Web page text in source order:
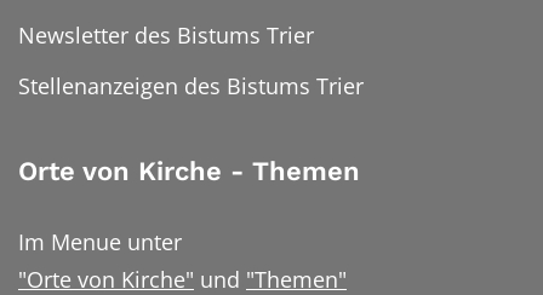
Newsletter des Bistums Trier
Stellenanzeigen des Bistums Trier
Orte von Kirche - Themen
Im Menue unter
"Orte von Kirche" und "Themen"